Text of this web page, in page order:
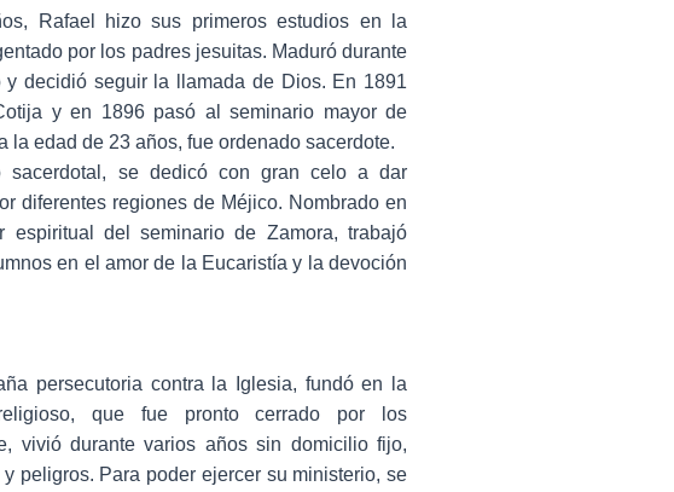
Rafael hizo sus primeros estudios en la
por los padres jesuitas. Maduró durante
decidió seguir la llamada de Dios. En 1891
y en 1896 pasó al seminario mayor de
la edad de 23 años, fue ordenado sacerdote.
sacerdotal, se dedicó con gran celo a dar
diferentes regiones de Méjico. Nombrado en
espiritual del seminario de Zamora, trabajó
en el amor de la Eucaristía y la devoción
persecutoria contra la Iglesia, fundó en la
que fue pronto cerrado por los
vivió durante varios años sin domicilio fijo,
peligros. Para poder ejercer su ministerio, se